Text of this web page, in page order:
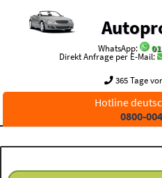
WhatsApp:
Direkt Anfrage per E-Mail:
365 Tage
Hotline
0800-